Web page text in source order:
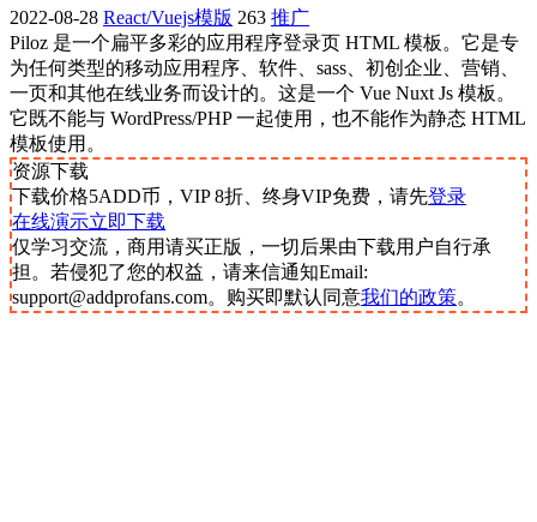
2022-08-28 React/Vuejs模版 263 推广
Piloz 是一个扁平多彩的应用程序登录页 HTML 模板。它是专
为任何类型的移动应用程序、软件、sass、初创企业、营销、
一页和其他在线业务而设计的。这是一个 Vue Nuxt Js 模板。
它既不能与 WordPress/PHP 一起使用，也不能作为静态 HTML
模板使用。
资源下载
下载价格5ADD币，VIP 8折、终身VIP免费，请先登录
在线演示立即下载
仅学习交流，商用请买正版，一切后果由下载用户自行承
担。若侵犯了您的权益，请来信通知Email:
support@addprofans.com。购买即默认同意我们的政策。